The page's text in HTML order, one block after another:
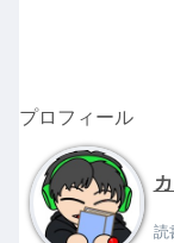
プロフィール
読